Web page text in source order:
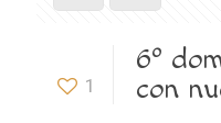
1
6º
con